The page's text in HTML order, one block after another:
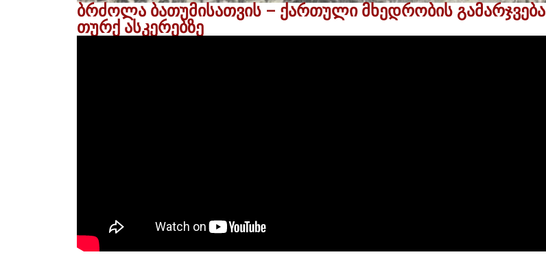
ბრძოლა ბათუმისათვის – ქართული მხედრობის გამარჯვება
თურქ ასკერებზე